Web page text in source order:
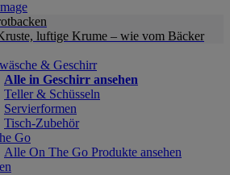
luftige Krume – wie vom Bäcker
& Geschirr
Alle in Geschirr ansehen
Teller & Schüsseln
Servierformen
Tisch-Zubehör
Go
Alle On The Go Produkte ansehen